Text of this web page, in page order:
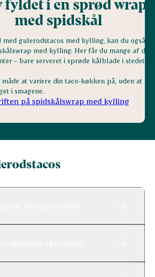
fyldet i en sprød wrap
med spidskål
med gulerodstacos med kylling, kan du også
med kylling. Her får du mange af de
– bare serveret i sprøde kålblade i stedet
måde at variere din taco-køkken på, uden at
i smagene.
på spidskålswrap med kylling